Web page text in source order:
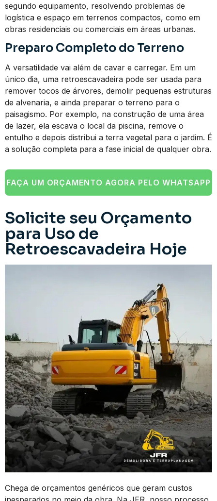
segundo equipamento, resolvendo problemas de
logística e espaço em terrenos compactos, como em
obras residenciais ou comerciais em áreas urbanas.
Preparo Completo do Terreno
A versatilidade vai além de cavar e carregar. Em um
único dia, uma retroescavadeira pode ser usada para
remover tocos de árvores, demolir pequenas estruturas
de alvenaria, e ainda preparar o terreno para o
paisagismo. Por exemplo, na construção de uma área
de lazer, ela escava o local da piscina, remove o
entulho e depois distribui a terra vegetal para o jardim. É
a solução completa para a fase inicial de qualquer obra.
FAÇA UM ORÇAMENTO AGORA PELO WHATSAPP
Solicite seu Orçamento
para Uso de
Retroescavadeira Hoje
Chega de orçamentos genéricos que geram custos